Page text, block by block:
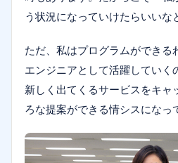
う状況になっていけたらいいな
ただ、私はプログラムができる
エンジニアとして活躍していく
新しく出てくるサービスをキャ
ろな提案ができる情シスになっ